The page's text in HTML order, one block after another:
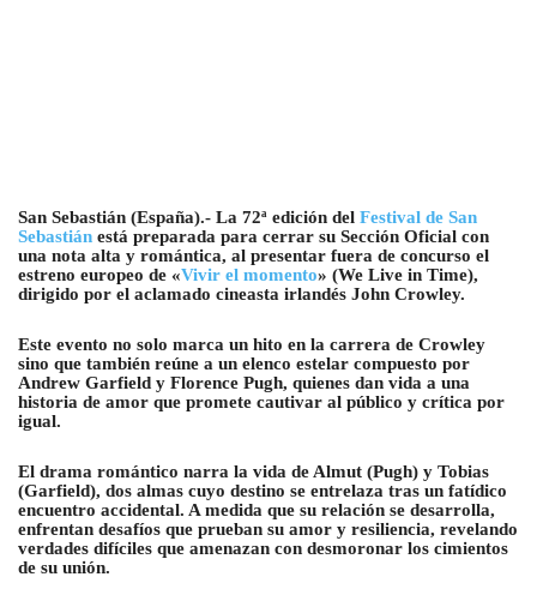
San Sebastián (España).- La 72ª edición del Festival de San
Sebastián está preparada para cerrar su Sección Oficial con
una nota alta y romántica, al presentar fuera de concurso el
estreno europeo de «Vivir el momento» (We Live in Time),
dirigido por el aclamado cineasta irlandés John Crowley.
Este evento no solo marca un hito en la carrera de Crowley
sino que también reúne a un elenco estelar compuesto por
Andrew Garfield y Florence Pugh, quienes dan vida a una
historia de amor que promete cautivar al público y crítica por
igual.
El drama romántico narra la vida de Almut (Pugh) y Tobias
(Garfield), dos almas cuyo destino se entrelaza tras un fatídico
encuentro accidental. A medida que su relación se desarrolla,
enfrentan desafíos que prueban su amor y resiliencia, revelando
verdades difíciles que amenazan con desmoronar los cimientos
de su unión.